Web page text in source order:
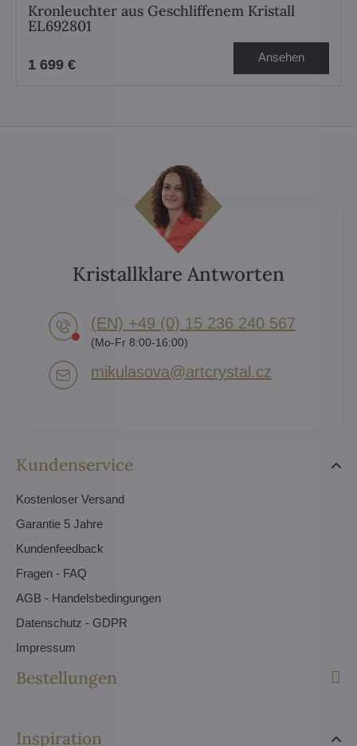
Kronleuchter aus Geschliffenem Kristall
EL692801
1 699 € Ansehen
Kundenservice
Kostenloser Versand
Garantie 5 Jahre
Kundenfeedback
Fragen - FAQ
AGB - Handelsbedingungen
Datenschutz - GDPR
Impressum
Bestellungen
Inspiration
Kristallklare Antworten
(EN) +49 (0) 15 236 240 567
(Mo-Fr 8:00-16:00)
mikulasova​@artcrystal​.cz